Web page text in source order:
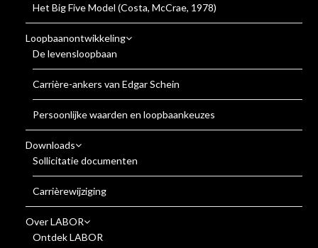
Het Big Five Model (Costa, McCrae, 1978)
Loopbaanontwikkeling
De levensloopbaan
Carrière-ankers van Edgar Schein
Persoonlijke waarden en loopbaankeuzes
Downloads
Sollicitatie documenten
Carrièrewijziging
Over LABOR
Ontdek LABOR